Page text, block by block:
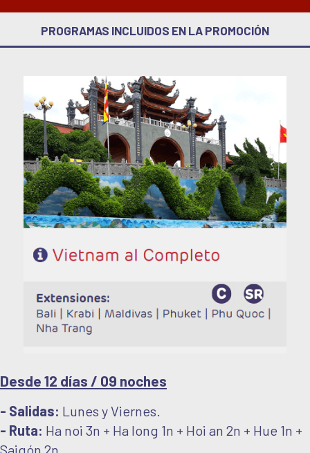
PROGRAMAS INCLUIDOS EN LA PROMOCIÓN
Desde 12 días / 09 noches
- Salidas: Lunes y Viernes.
- Ruta: Ha noi 3n + Ha long 1n + Hoi an 2n + Hue 1n +